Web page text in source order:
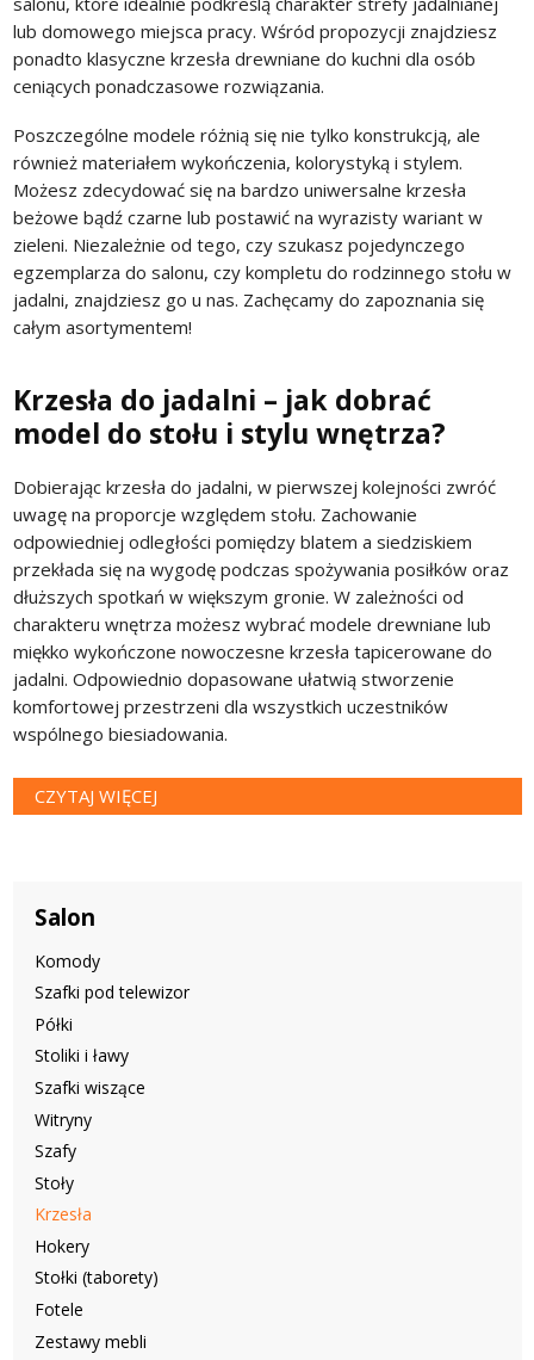
lub domowego miejsca pracy. Wśród propozycji znajdziesz
ponadto klasyczne krzesła drewniane do kuchni dla osób
ceniących ponadczasowe rozwiązania.
Poszczególne modele różnią się nie tylko konstrukcją, ale
również materiałem wykończenia, kolorystyką i stylem.
Możesz zdecydować się na bardzo uniwersalne krzesła
beżowe bądź czarne lub postawić na wyrazisty wariant w
zieleni. Niezależnie od tego, czy szukasz pojedynczego
egzemplarza do salonu, czy kompletu do rodzinnego stołu w
jadalni, znajdziesz go u nas. Zachęcamy do zapoznania się
całym asortymentem!
Krzesła do jadalni – jak dobrać
model do stołu i stylu wnętrza?
Dobierając krzesła do jadalni, w pierwszej kolejności zwróć
uwagę na proporcje względem stołu. Zachowanie
odpowiedniej odległości pomiędzy blatem a siedziskiem
przekłada się na wygodę podczas spożywania posiłków oraz
dłuższych spotkań w większym gronie. W zależności od
charakteru wnętrza możesz wybrać modele drewniane lub
miękko wykończone nowoczesne krzesła tapicerowane do
jadalni. Odpowiednio dopasowane ułatwią stworzenie
komfortowej przestrzeni dla wszystkich uczestników
wspólnego biesiadowania.
CZYTAJ WIĘCEJ
Salon
Komody
Szafki pod telewizor
Półki
Stoliki i ławy
Szafki wiszące
Witryny
Szafy
Stoły
Krzesła
Hokery
Stołki (taborety)
Fotele
Zestawy mebli